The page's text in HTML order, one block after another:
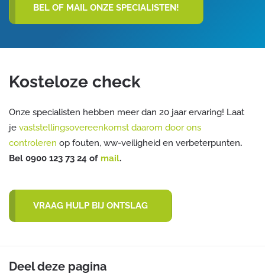
BEL OF MAIL ONZE SPECIALISTEN!
Kosteloze check
Onze specialisten hebben meer dan 20 jaar ervaring! Laat
je vaststellingsovereenkomst daarom door ons
controleren op fouten, ww-veiligheid en verbeterpunten.
Bel 0900 123 73 24 of mail.
VRAAG HULP BIJ ONTSLAG
Deel deze pagina